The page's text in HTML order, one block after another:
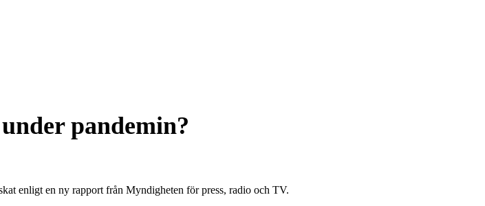
pandemin?
enligt en ny rapport från Myndigheten för press, radio och TV.